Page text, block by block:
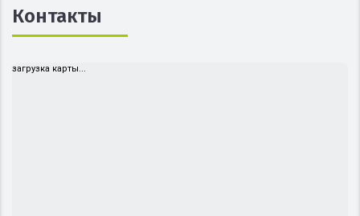
Контакты
загрузка карты...